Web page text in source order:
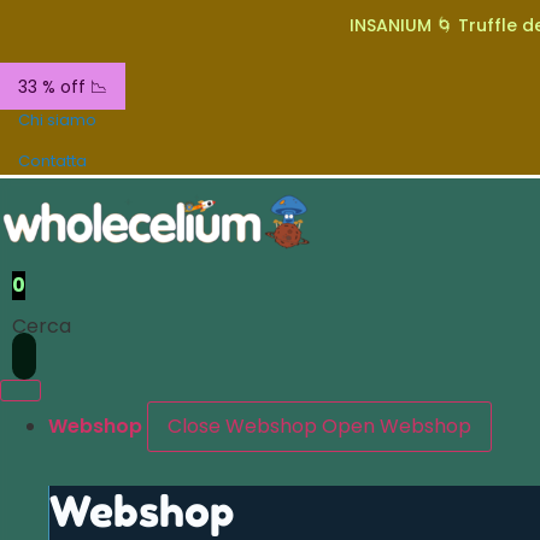
INSANIUM 🌀 Truffle
33 % off 📉
Chi siamo
Contatta
0
Cerca
Webshop Close Webshop Open Webshop
Webshop